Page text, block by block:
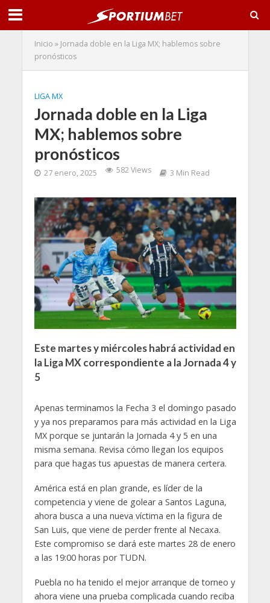
Inicio » Jornada doble en la Liga MX; hablemos sobre
pronósticos
LIGA MX
Jornada doble en la Liga
MX; hablemos sobre
pronósticos
27 enero, 2025 582 Views 3 Min Read
Este martes y miércoles habrá actividad en
la Liga MX correspondiente a la Jornada 4 y
5
Apenas terminamos la Fecha 3 el domingo pasado
y ya nos preparamos para más actividad en la Liga
MX porque se juntarán la Jornada 4 y 5 en una
misma semana. Revisa cómo llegan los equipos
para que hagas tus apuestas de manera certera.
América está en plan grande, es líder de la
competencia y viene de golear a Santos Laguna,
ahora busca a una nueva víctima en la figura de
San Luis, que viene de perder frente al Necaxa.
Este compromiso se dará este martes 28 de enero
a las 19:00 horas por TUDN.
Puebla no ha tenido el mejor arranque de torneo y
ahora viene una prueba complicada cuando reciba